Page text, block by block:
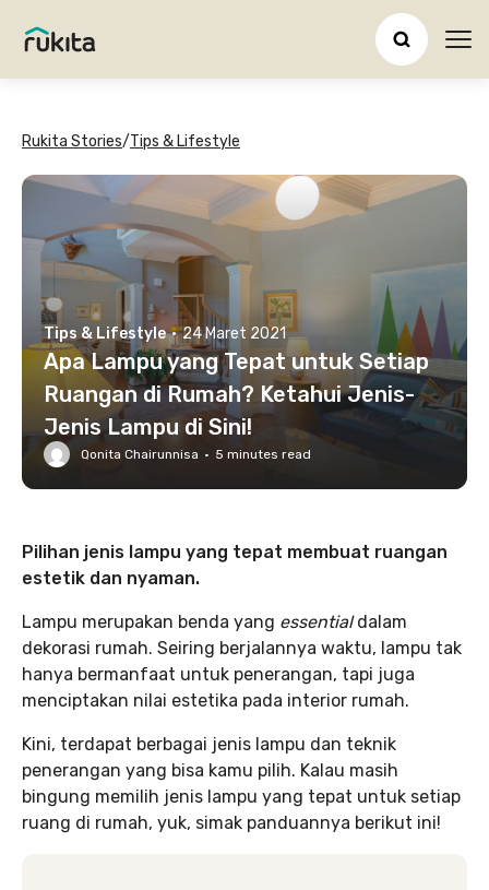
Rukita Stories/Tips & Lifestyle
Tips & Lifestyle · 24 Maret 2021
Apa Lampu yang Tepat untuk Setiap
Ruangan di Rumah? Ketahui Jenis-
Jenis Lampu di Sini!
Qonita Chairunnisa · 5 minutes read
Pilihan jenis lampu yang tepat membuat ruangan
estetik dan nyaman.
Lampu merupakan benda yang essentialdalam
dekorasi rumah. Seiring berjalannya waktu, lampu tak
hanya bermanfaat untuk penerangan, tapi juga
menciptakan nilai estetika pada interior rumah.
Kini, terdapat berbagai jenis lampu dan teknik
penerangan yang bisa kamu pilih. Kalau masih
bingung memilih jenis lampu yang tepat untuk setiap
ruang di rumah, yuk, simak panduannya berikut ini!